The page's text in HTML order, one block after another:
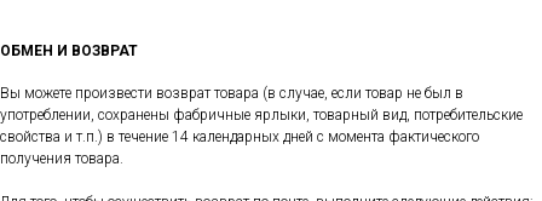
ОБМЕН И ВОЗВРАТ
Вы можете произвести возврат товара (в случае, если товар не был в
употреблении, сохранены фабричные ярлыки, товарный вид, потребительские
свойства и т.п.) в течение 14 календарных дней с момента фактического
получения товара.